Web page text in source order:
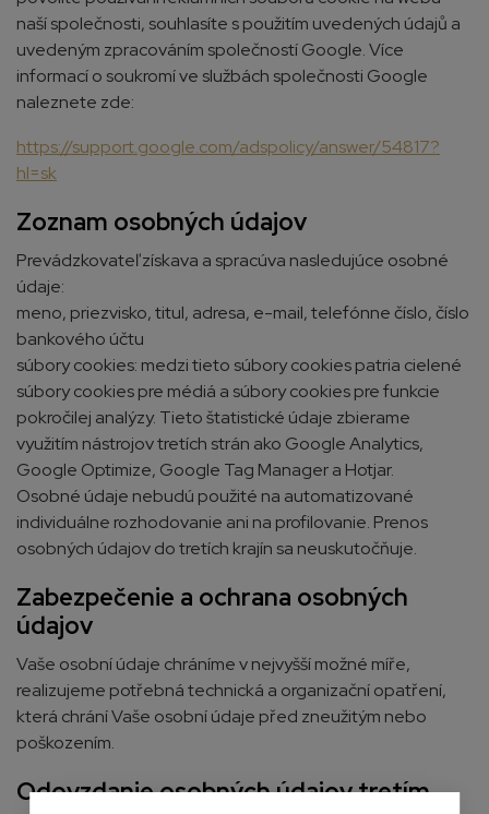
naší společnosti, souhlasíte s použitím uvedených údajů a
uvedeným zpracováním společností Google. Více
informací o soukromí ve službách společnosti Google
naleznete zde:
https://support.google.com/adspolicy/answer/54817?
hl=sk
Zoznam osobných údajov
Prevádzkovateľ získava a spracúva nasledujúce osobné
údaje:
meno, priezvisko, titul, adresa, e-mail, telefónne číslo, číslo
bankového účtu
súbory cookies: medzi tieto súbory cookies patria cielené
súbory cookies pre médiá a súbory cookies pre funkcie
pokročilej analýzy. Tieto štatistické údaje zbierame
využitím nástrojov tretích strán ako Google Analytics,
Google Optimize, Google Tag Manager a Hotjar.
Osobné údaje nebudú použité na automatizované
individuálne rozhodovanie ani na profilovanie. Prenos
osobných údajov do tretích krajín sa neuskutočňuje.
Zabezpečenie a ochrana osobných
údajov
Vaše osobní údaje chráníme v nejvyšší možné míře,
realizujeme potřebná technická a organizační opatření,
která chrání Vaše osobní údaje před zneužitým nebo
poškozením.
Odovzdanie osobných údajov tretím